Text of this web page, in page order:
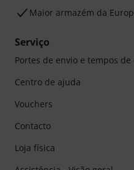
Maior armazém da
Serviço
Portes de envio e tempos de
Centro de ajuda
Vouchers
Contacto
Loja física